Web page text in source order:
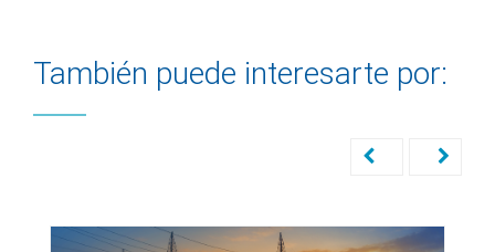
También puede interesarte por: